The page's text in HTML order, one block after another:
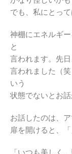
でも、私にとっ
神棚にエネルギ
と
言われます。先
言われました（
いう
状態でないとお
お話したのは、ア
扉を開けると、